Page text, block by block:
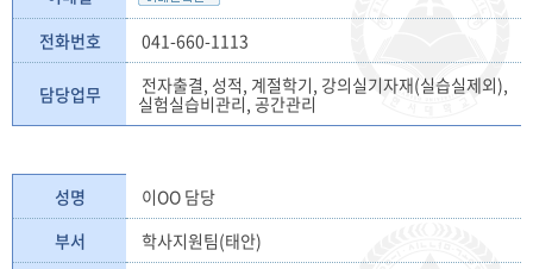
전화번호
041-660-1113
담당업무
전자출결, 성적, 계절학기, 강의실기자재(실습실제외),
실험실습비관리, 공간관리
성명
이OO 담당
부서
학사지원팀(태안)